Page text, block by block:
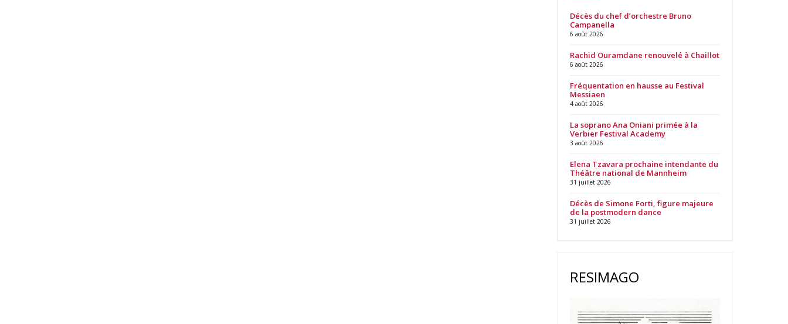
Décès du chef d’orchestre Bruno
Campanella
6 août 2026
Rachid Ouramdane renouvelé à Chaillot
6 août 2026
Fréquentation en hausse au Festival
Messiaen
4 août 2026
La soprano Ana Oniani primée à la
Verbier Festival Academy
3 août 2026
Elena Tzavara prochaine intendante du
Théâtre national de Mannheim
31 juillet 2026
Décès de Simone Forti, figure majeure
de la postmodern dance
31 juillet 2026
RESIMAGO